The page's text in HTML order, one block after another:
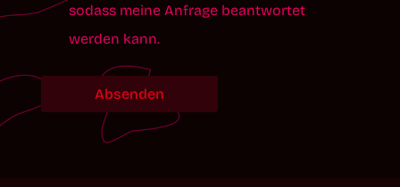
r
sodass meine Anfrage beantwortet
werden kann.
Absenden